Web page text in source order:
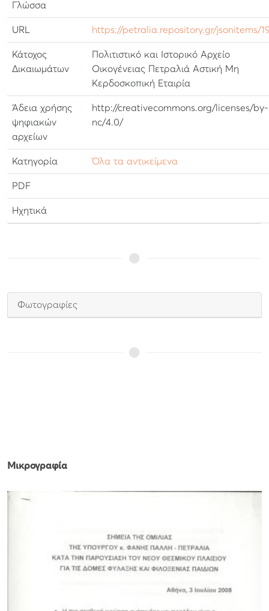
Γλώσσα
URL https://petralia.repository.gr/jsonitems/
Κάτοχος
Δικαιωμάτων
Πολιτιστικό και Ιστορικό Αρχείο
Οικογένειας Πετραλιά Αστική Μη
Κερδοσκοπική Εταιρία
Άδεια χρήσης
ψηφιακών
αρχείων
http://creativecommons.org/licenses/by-
nc/4.0/
Κατηγορία Όλα τα αντικείμενα
PDF
Ηχητικά
Φωτογραφίες
Μικρογραφία